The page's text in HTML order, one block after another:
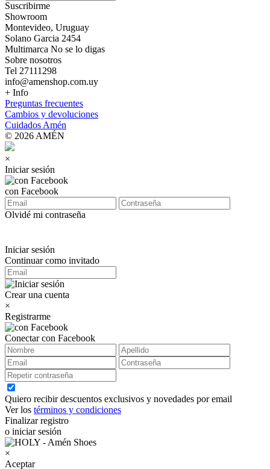
Suscribirme
Showroom
Montevideo, Uruguay
Solano Garcia 2454
Multimarca No se lo digas
Sobre nosotros
Tel 27111298
info@amenshop.com.uy
+ Info
Preguntas frecuentes
Cambios y devoluciones
Cuidados Amén
© 2026 AMÉN
×
Iniciar sesión
con Facebook
Olvidé mi contraseña
Iniciar sesión
Continuar como invitado
Crear una cuenta
×
Registrarme
Conectar con Facebook
Quiero recibir descuentos exclusivos y novedades por email
Ver los términos y condiciones
Finalizar registro
o iniciar sesión
×
Aceptar